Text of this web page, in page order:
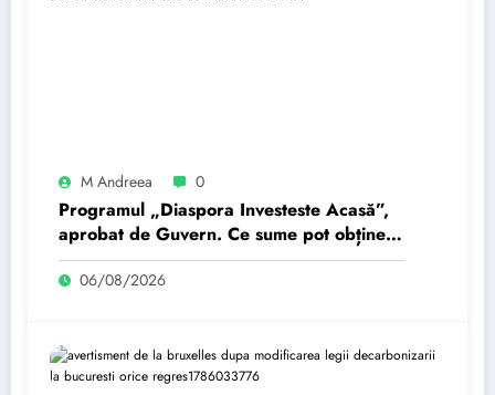
M Andreea 0
Programul „Diaspora Investeste Acasă”,
aprobat de Guvern. Ce sume pot obține
românii care se întorc…
06/08/2026